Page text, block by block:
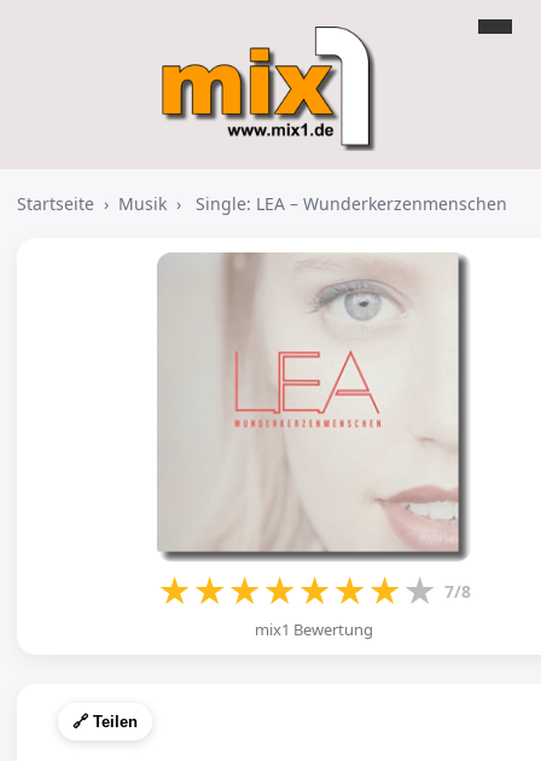
Startseite › Musik › Single: LEA – Wunderkerzenmenschen
★★★★★★★★ 7/8
mix1 Bewertung
🔗 Teilen